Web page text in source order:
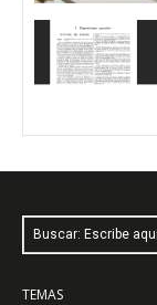
Buscar: Escribe
TEMAS